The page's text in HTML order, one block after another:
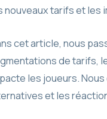
nouveaux tarifs et les
cet article, nous
de tarifs,
les joueurs.
et les